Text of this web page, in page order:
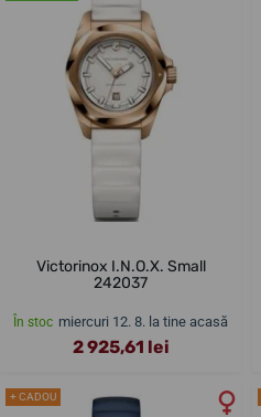
Victorinox I.N.O.X. Small
242037
În stoc miercuri 12. 8. la tine acasă
2 925,61 lei
+ CADOU